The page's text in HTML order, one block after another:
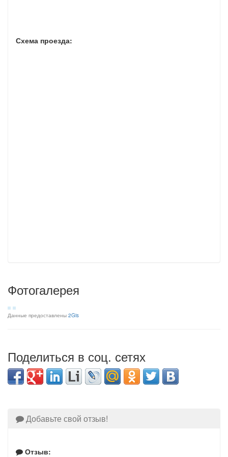
Схема проезда:
Фотогалерея
Данные предоставлены 2Gis
Поделиться в соц. сетях
Добавьте свой отзыв!
Отзыв: